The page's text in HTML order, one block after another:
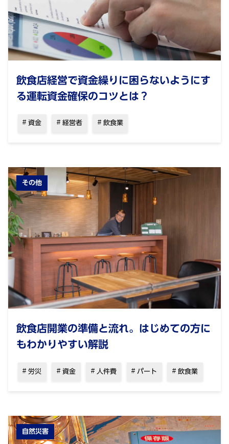
飲食店経営で資金繰りに困らないようにす
る運転資金確保のコツとは？
資金 経営者 飲食業
その他
飲食店開業の準備と流れ。はじめての方に
もわかりやすい解説
労災 資金 人件費 パート 飲食業
自然災害